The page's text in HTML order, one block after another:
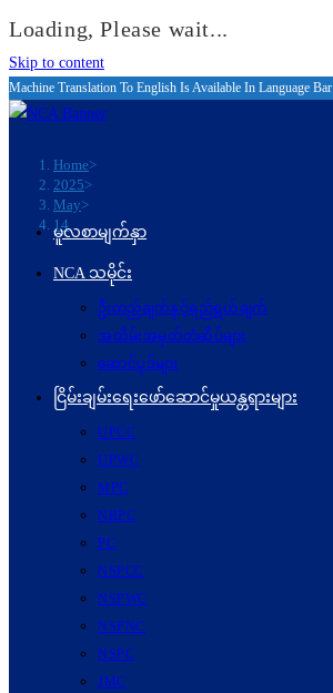
Loading, Please wait...
Skip to content
Machine Translation To English Is Available In Language Bar
Home>
2025>
May>
14
မူလစာမျက်နှာ
NCA သမိုင်း
ဦးတည်ချက်နှင့်ရည်ရွယ်ချက်
အထိမ်းအမှတ်တံဆိပ်များ
ဆောင်ပုဒ်များ
ငြိမ်းချမ်းရေးဖော်‌ဆောင်မှုယန္တရားများ
UPCC
UPWC
MPC
NRPC
PC
NSPCC
NSPWC
NSPNC
NSPC
JMC